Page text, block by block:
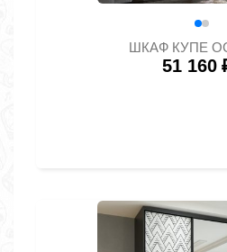
ШКАФ КУПЕ
51 160